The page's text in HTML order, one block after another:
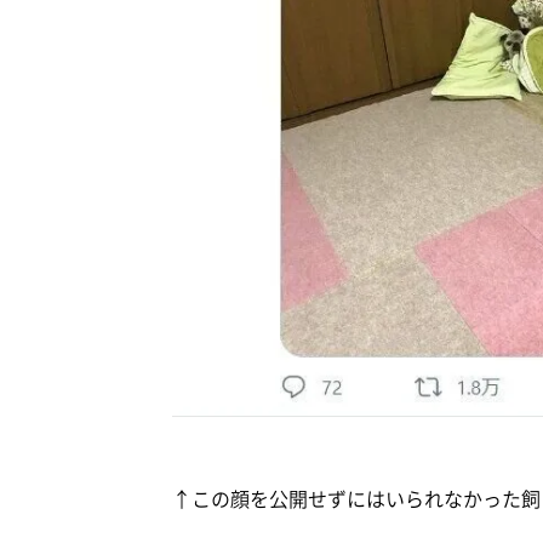
↑この顔を公開せずにはいられなかった